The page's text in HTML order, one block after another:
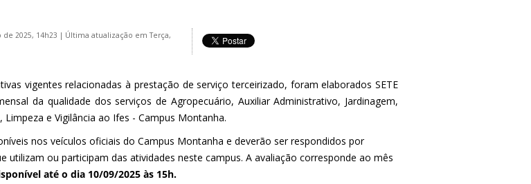
2025, 14h23 | Última atualização em Terça,
vigentes relacionadas à prestação de serviço terceirizado, foram elaborados SETE
da qualidade dos serviços de Agropecuário, Auxiliar Administrativo, Jardinagem,
e Vigilância ao Ifes - Campus Montanha.
nos veículos oficiais do Campus Montanha e deverão ser respondidos por
utilizam ou participam das atividades neste campus. A avaliação corresponde ao mês
até o dia 10/09/2025 às 15h.